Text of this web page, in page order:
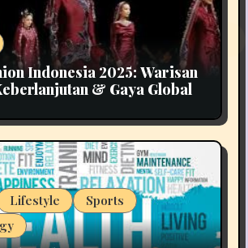
Indonesia 2025: Warisan
& Gaya Global
Lifestyle
Sports